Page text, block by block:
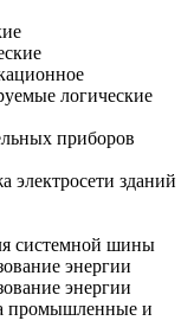
логические
приборов
электросети зданий
системной шины
энергии
энергии
промышленные и